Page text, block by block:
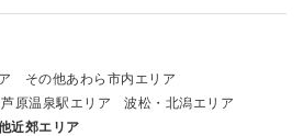
その他あわら市内エリア
原温泉駅エリア
波松・北潟エリア
近郊エリア